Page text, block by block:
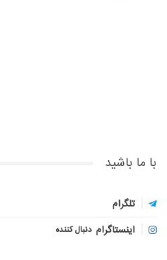
با ما باشید
تلگرام
اینستاگرام دنبال کننده